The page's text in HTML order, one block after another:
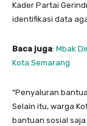
Kader Partai
identifikasi data
Baca juga: Mbak
Kota Semarang
“Penyaluran
Selain itu, warga
bantuan sosial